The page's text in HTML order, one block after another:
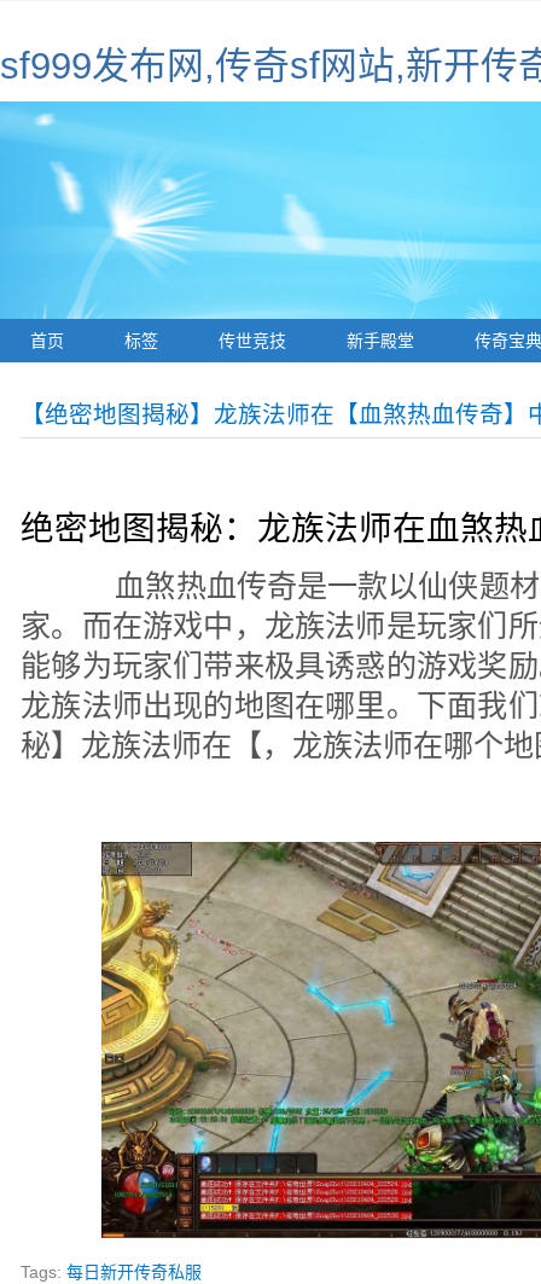
sf999发布网,传奇sf网站,新开传
首页 标签 传世竞技 新手殿堂 传奇宝典
【绝密地图揭秘】龙族法师在【血煞热血传奇】
绝密地图揭秘：龙族法师在血煞
血煞热血传奇是一款以仙侠题材
家。而在游戏中，龙族法师是玩家们
能够为玩家们带来极具诱惑的游戏奖
龙族法师出现的地图在哪里。下面我
秘】龙族法师在【，龙族法师在哪个
Tags:每日新开传奇私服